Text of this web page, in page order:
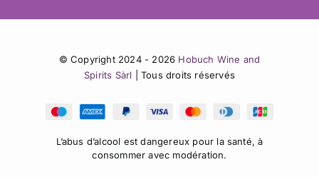
© Copyright 2024 - 2026 Hobuch Wine and
Spirits Sàrl | Tous droits réservés
L’abus d’alcool est dangereux pour la santé, à
consommer avec modération.